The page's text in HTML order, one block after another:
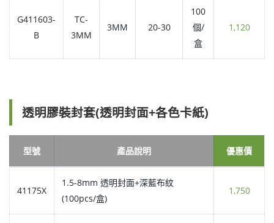
G411603-
B
TC-
3MM
3MM 20-30
100
個/
盒
1,120
透明膠裝封套(透明封面+各色卡紙)
型號 產品說明 優惠價
41175X
1.5-8mm 透明封面+深藍布紋
(100pcs/盒)
1,750